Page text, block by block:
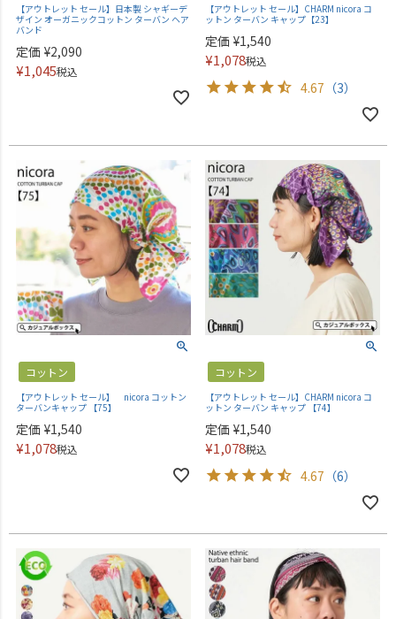
【アウトレット セール】日本製 シャギーデ
ザイン オーガニックコットン ターバン ヘア
バンド
定価 ¥2,090
¥1,045税込
【アウトレット セール】CHARM nicora コ
ットン ターバン キャップ【23】
定価 ¥1,540
¥1,078税込
4.67 （3）
コットン
【アウトレット セール】 nicora コットン
ターバンキャップ 【75】
定価 ¥1,540
¥1,078税込
コットン
【アウトレット セール】CHARM nicora コ
ットン ターバン キャップ 【74】
定価 ¥1,540
¥1,078税込
4.67 （6）